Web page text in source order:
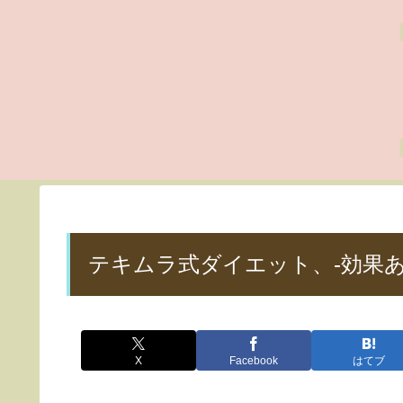
テキムラ式ダイエット、-効果
X Facebook はてブ